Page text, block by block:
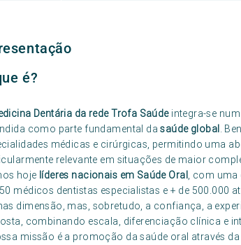
é?
Dentária da rede Trofa Saúdeintegra-se
como parte fundamental dasaúde global.
médicas e cirúrgicas, permitindo uma
relevante em situações de maior
hoje líderes nacionais em Saúde Oral, com uma
médicos dentistas especialistas e + de 500.000
dimensão, mas, sobretudo, a confiança, a
combinando escala, diferenciação clínica e
missão é a promoção da saúde oral através